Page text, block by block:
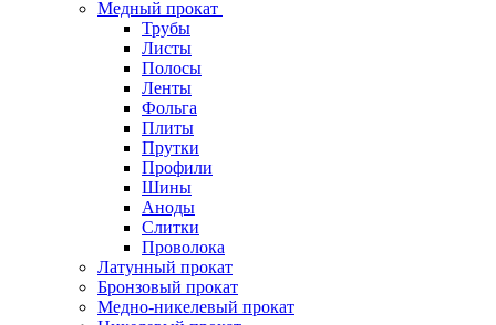
Медный прокат
Трубы
Листы
Полосы
Ленты
Фольга
Плиты
Прутки
Профили
Шины
Аноды
Слитки
Проволока
Латунный прокат
Бронзовый прокат
Медно-никелевый прокат